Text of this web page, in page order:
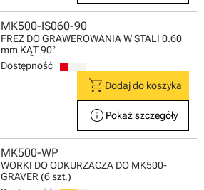
MK500-IS060-90
FREZ DO GRAWEROWANIA W STALI 0.60
mm KĄT 90°
Dostępność
shopping_cart Dodaj do koszyka
info Pokaż szczegóły
MK500-WP
WORKI DO ODKURZACZA DO MK500-
GRAVER (6 szt.)